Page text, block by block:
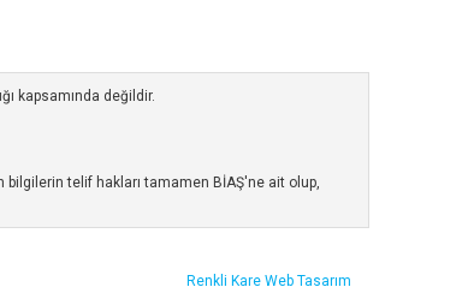
kapsamında değildir.
telif hakları tamamen BİAŞ'ne ait olup,
Renkli Kare Web Tasarım